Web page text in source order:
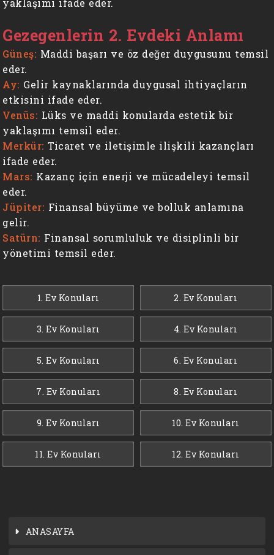
yaklaşımı ifade eder.
Gezegenlerin 2. Evdeki Anlamı
Güneş: Maddi başarı ve öz değer duygusunu temsil
eder.
Ay: Gelir kaynaklarında duygusal ihtiyaçların
etkisini ifade eder.
Venüs: Lüks ve maddi konularda estetik bir
yaklaşımı temsil eder.
Merkür: Ticaret ve iletişimle ilişkili kazançları
ifade eder.
Mars: Kazanç için enerji ve mücadeleyi temsil
eder.
Jüpiter: Finansal büyüme ve bolluk anlamına
gelir.
Satürn: Finansal sorumluluk ve disiplinli bir
yönetimi temsil eder.
1. Ev Konuları 2. Ev Konuları
3. Ev Konuları 4. Ev Konuları
5. Ev Konuları 6. Ev Konuları
7. Ev Konuları 8. Ev Konuları
9. Ev Konuları 10. Ev Konuları
11. Ev Konuları 12. Ev Konuları
ANASAYFA